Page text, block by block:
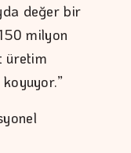
değer bir
milyon
üretim